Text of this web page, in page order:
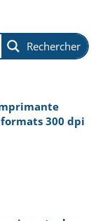
Rechercher
300 dpi